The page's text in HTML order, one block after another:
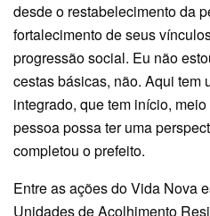
desde o restabelecimento da
fortalecimento de seus
progressão social. Eu não
cestas básicas, não. Aqui tem
integrado, que tem início,
pessoa possa ter uma
completou o prefeito.
Entre as ações do Vida Nova
Unidades de Acolhimento